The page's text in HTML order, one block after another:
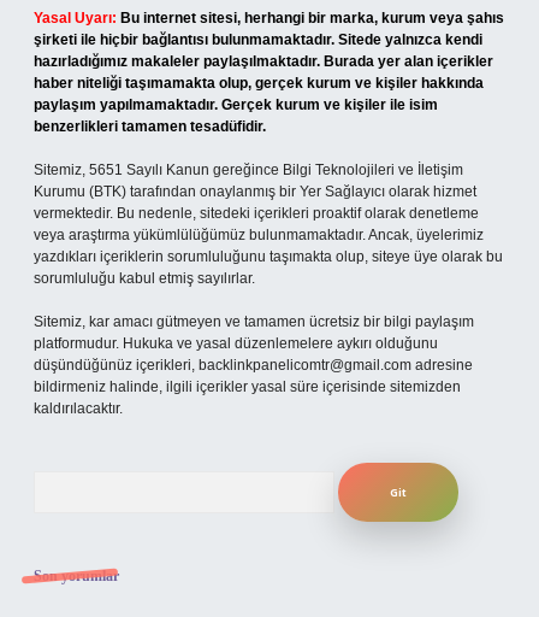
Yasal Uyarı: Bu internet sitesi, herhangi bir marka, kurum veya şahıs
şirketi ile hiçbir bağlantısı bulunmamaktadır. Sitede yalnızca kendi
hazırladığımız makaleler paylaşılmaktadır. Burada yer alan içerikler
haber niteliği taşımamakta olup, gerçek kurum ve kişiler hakkında
paylaşım yapılmamaktadır. Gerçek kurum ve kişiler ile isim
benzerlikleri tamamen tesadüfidir.
Sitemiz, 5651 Sayılı Kanun gereğince Bilgi Teknolojileri ve İletişim
Kurumu (BTK) tarafından onaylanmış bir Yer Sağlayıcı olarak hizmet
vermektedir. Bu nedenle, sitedeki içerikleri proaktif olarak denetleme
veya araştırma yükümlülüğümüz bulunmamaktadır. Ancak, üyelerimiz
yazdıkları içeriklerin sorumluluğunu taşımakta olup, siteye üye olarak bu
sorumluluğu kabul etmiş sayılırlar.
Sitemiz, kar amacı gütmeyen ve tamamen ücretsiz bir bilgi paylaşım
platformudur. Hukuka ve yasal düzenlemelere aykırı olduğunu
düşündüğünüz içerikleri, backlinkpanelicomtr@gmail.com adresine
bildirmeniz halinde, ilgili içerikler yasal süre içerisinde sitemizden
kaldırılacaktır.
Son yorumlar